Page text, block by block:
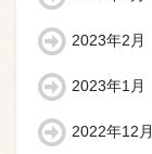
2023年2月
2023年1月
2022年12月